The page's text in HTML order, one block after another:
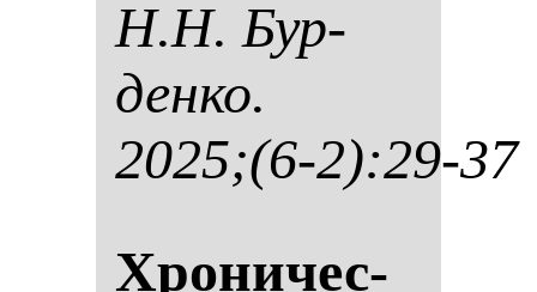
Н.Н. Бур­
ден­ко.
2025;(6-2):29-37
Хро­ни­чес­